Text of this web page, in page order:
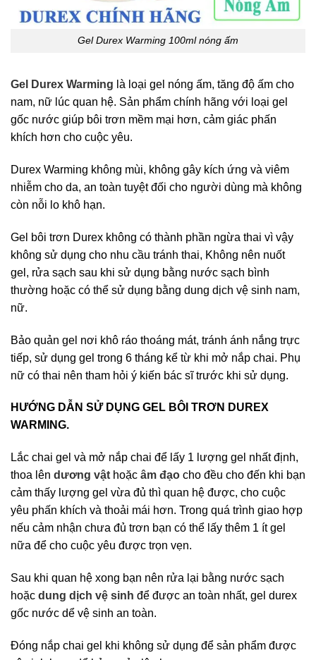
Gel Durex Warming 100ml nóng ấm
Gel Durex Warming là loại gel nóng ấm, tăng độ ấm cho
nam, nữ lúc quan hệ. Sản phẩm chính hãng với loại gel
gốc nước giúp bôi trơn mềm mại hơn, cảm giác phấn
khích hơn cho cuộc yêu.
Durex Warming không mùi, không gây kích ứng và viêm
nhiễm cho da, an toàn tuyệt đối cho người dùng mà không
còn nỗi lo khô hạn.
Gel bôi trơn Durex không có thành phần ngừa thai vì vậy
không sử dụng cho nhu cầu tránh thai, Không nên nuốt
gel, rửa sạch sau khi sử dụng bằng nước sạch bình
thường hoặc có thể sử dụng bằng dung dịch vệ sinh nam,
nữ.
Bảo quản gel nơi khô ráo thoáng mát, tránh ánh nắng trực
tiếp, sử dụng gel trong 6 tháng kể từ khi mở nắp chai. Phụ
nữ có thai nên tham hỏi ý kiến bác sĩ trước khi sử dụng.
HƯỚNG DẪN SỬ DỤNG GEL BÔI TRƠN DUREX
WARMING.
Lắc chai gel và mở nắp chai để lấy 1 lượng gel nhất định,
thoa lên dương vật hoặc âm đạo cho đều cho đến khi bạn
cảm thấy lượng gel vừa đủ thì quan hệ được, cho cuộc
yêu phấn khích và thoải mái hơn. Trong quá trình giao hợp
nếu cảm nhận chưa đủ trơn bạn có thể lấy thêm 1 ít gel
nữa để cho cuộc yêu được trọn vẹn.
Sau khi quan hệ xong bạn nên rửa lại bằng nước sạch
hoặc dung dịch vệ sinh để được an toàn nhất, gel durex
gốc nước dể vệ sinh an toàn.
Đóng nắp chai gel khi không sử dụng để sản phẩm được